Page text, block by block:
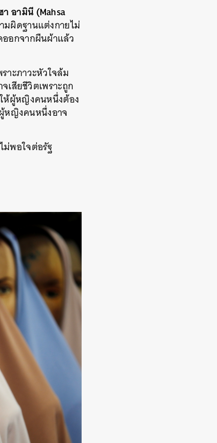
อามินี (Mahsa
มผิดฐานแต่งกายไม่
อกจากผืนผ้าแล้ว
าะภาวะหัวใจล้ม
เสียชีวิตเพราะถูก
ให้ผู้หญิงคนหนึ่งต้อง
หญิงคนหนึ่งอาจ
ม่พอใจต่อรัฐ